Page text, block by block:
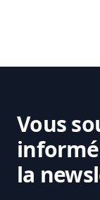
Vous
informé
la